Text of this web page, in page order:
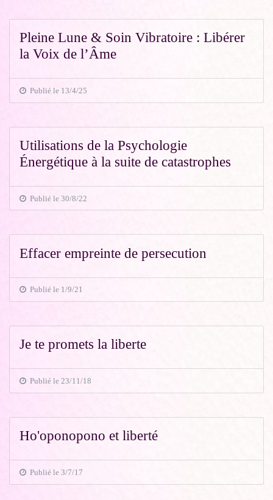
Pleine Lune & Soin Vibratoire : Libérer
la Voix de l’Âme
Publié le 13/4/25
Utilisations de la Psychologie
Énergétique à la suite de catastrophes
Publié le 30/8/22
Effacer empreinte de persecution
Publié le 1/9/21
Je te promets la liberte
Publié le 23/11/18
Ho'oponopono et liberté
Publié le 3/7/17